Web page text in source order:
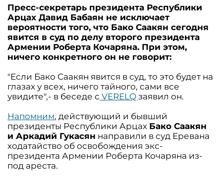
Пресс-секретарь президента Республики
Арцах Давид Бабаян не исключает
вероятности того, что Бако Саакян сегодня
явится в суд по делу второго президента
Армении Роберта Кочаряна. При этом,
ничего конкретного он не говорит:
"Если Бако Саакян явится в суд, то это будет на
глазах у всех, ничего тайного, сами все
увидите",- в беседе с VERELQ заявил он.
Напомним, действующий и бывший
президенты Республики Арцах Бако Саакян
и Аркадий Гукасян направили в суд Еревана
ходатайство об освобождения экс-
президента Армении Роберта Кочаряна из-
под ареста.